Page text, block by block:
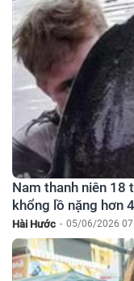
Nam thanh niên 18
khổng lồ nặng hơn
Hài Hước - 05/06/2026